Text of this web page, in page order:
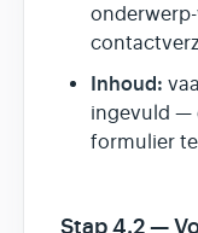
Inhoud:
ingevuld —
formulier
Stap 4.2 —